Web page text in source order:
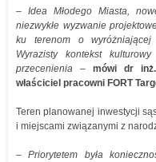
– Idea Młodego Miasta,
niezwykłe wyzwanie
ku terenom o
Wyrazisty kontekst
przecenienia
– mówi dr
właściciel pracowni FORT
Teren planowanej inwestycji
i miejscami związanymi z
– Priorytetem była